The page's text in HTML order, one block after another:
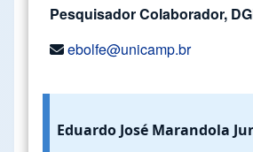
Pesquisador Colaborador,
ebolfe@unicamp.br
Eduardo José Marandola